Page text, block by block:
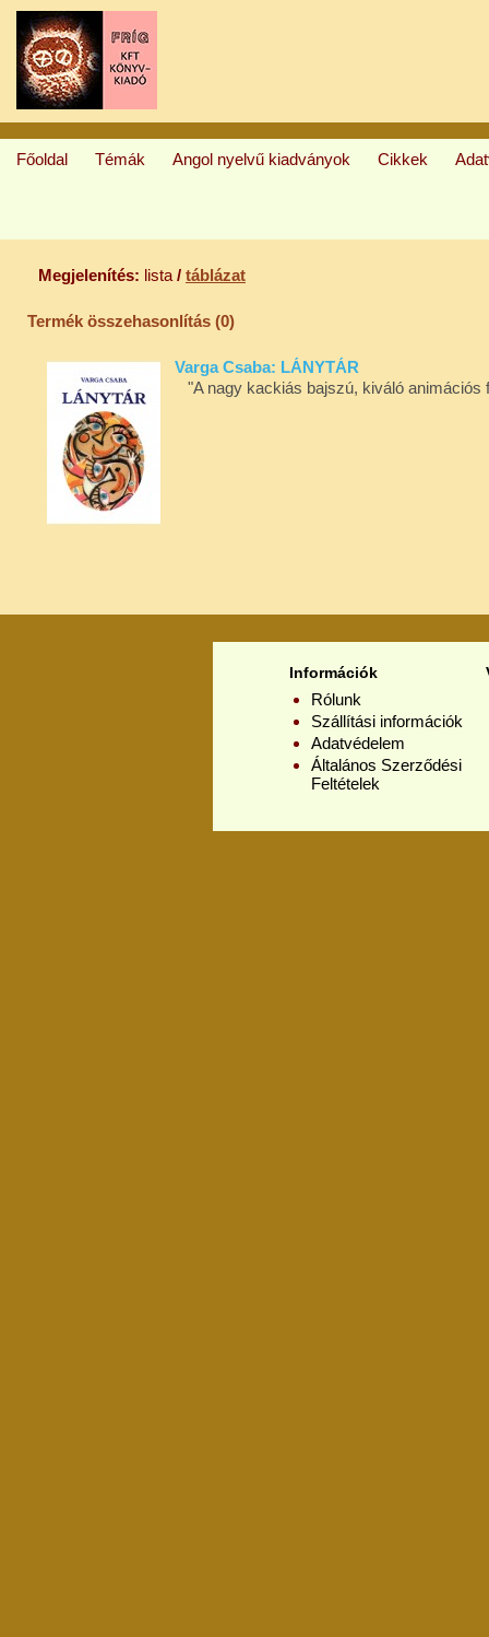
Főoldal Témák Angol nyelvű kiadványok Cikkek
Megjelenítés: lista / táblázat
Termék összehasonlítás (0)
Varga Csaba: LÁNYTÁR
"A nagy kackiás bajszú, kiváló animációs
Információk
Rólunk
Szállítási információk
Adatvédelem
Általános Szerződési
Feltételek